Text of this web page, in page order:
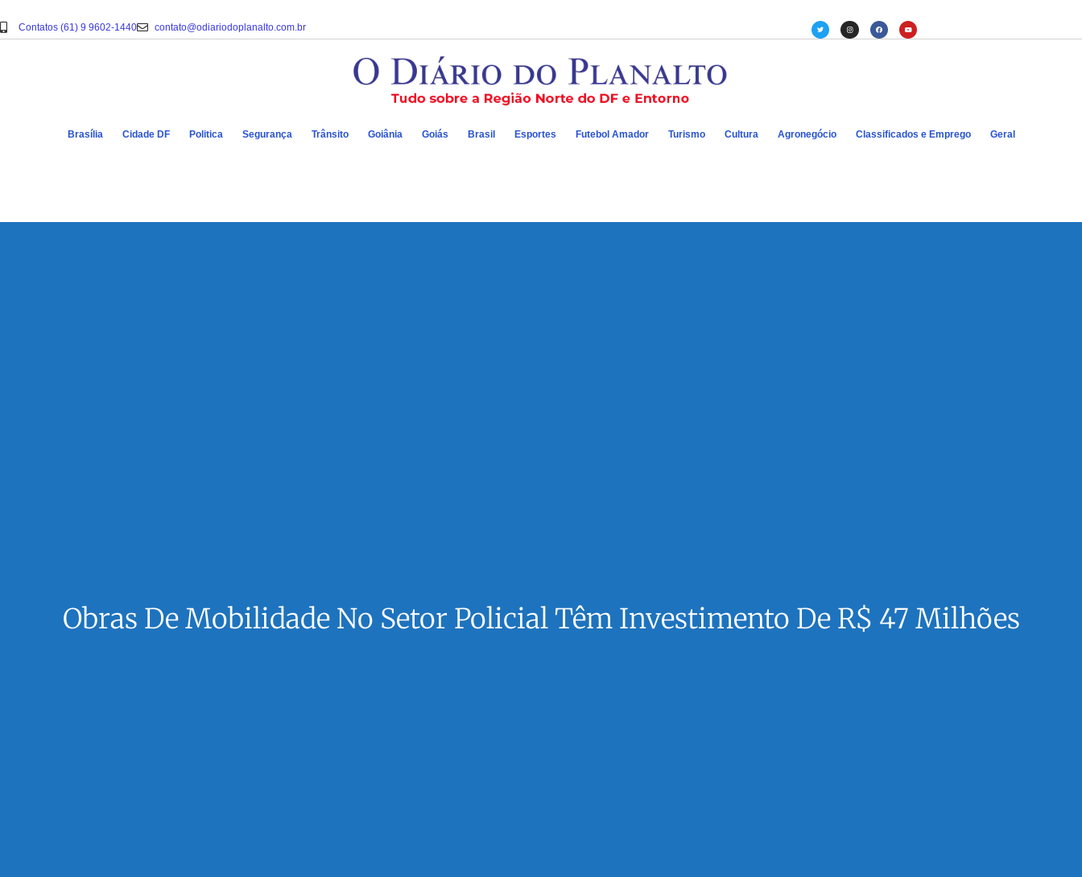
Contatos (61) 9 9602-1440 contato@odiariodoplanalto.com.br
Brasília Cidade DF Politica Segurança Trânsito Goiânia Goiás Brasil Esportes Futebol Amador Turismo Cultura Agronegócio Classificados e Emprego Geral
Obras De Mobilidade No Setor Policial Têm Investimento De R$ 47 Milhões